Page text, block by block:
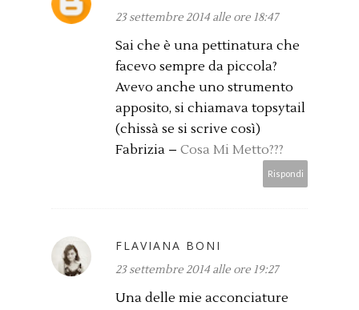
23 settembre 2014 alle ore 18:47
Sai che è una pettinatura che
facevo sempre da piccola?
Avevo anche uno strumento
apposito, si chiamava topsytail
(chissà se si scrive così)
Fabrizia – Cosa Mi Metto???
Rispondi
FLAVIANA BONI
23 settembre 2014 alle ore 19:27
Una delle mie acconciature